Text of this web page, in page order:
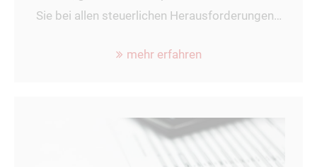
Sie bei allen steuerlichen Herausforderungen…
mehr erfahren